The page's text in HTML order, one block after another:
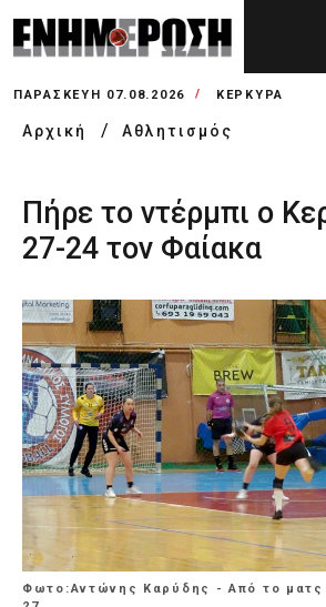
ΠΑΡΑΣΚΕΥΉ 07.08.2026 ΚΕΡΚΥΡΑ
Αρχική Αθλητισμός
Πήρε το ντέρμπι ο
27-24 τον Φαίακα
Φωτο:Αντώνης Καρύδης - Από το ματς